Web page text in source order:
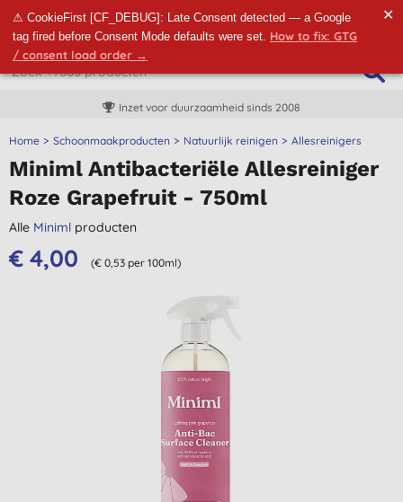
⚠ CookieFirst [CF_DEBUG]: Late Consent detected — a Google
tag fired before Consent Mode defaults were set. How to fix: GTG
/ consent load order →
✕
Inzet voor duurzaamheid sinds 2008
Home Schoonmaakproducten Natuurlijk reinigen Allesreinigers
Miniml Antibacteriële Allesreiniger
Roze Grapefruit - 750ml
Alle Miniml producten
€ 4,00 (€ 0,53 per 100ml)